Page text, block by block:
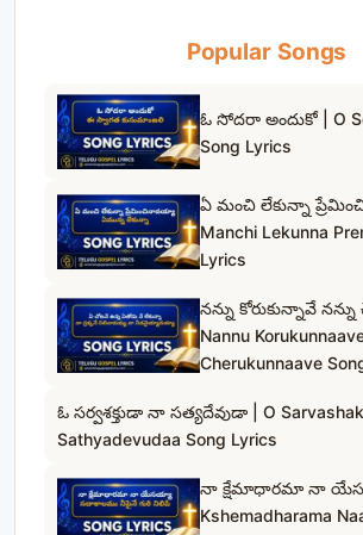
Popular Songs
ఓ సోదరా అందుకో | O
Song Lyrics
ఏ మంచి లేకున్నా
Manchi Lekunna
Lyrics
నన్ను కోరుకున్నావే నన్ను
Nannu
Cherukunnaave
ఓ సర్వశక్తుడా నా సత్యదేవుడా | O
Sathyadevudaa Song Lyrics
నా క్షేమాధారమా నా
Kshemadharama